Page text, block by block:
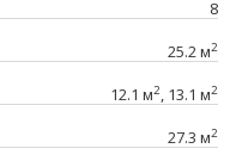
8
25.2 м2
12.1 м2, 13.1 м2
27.3 м2